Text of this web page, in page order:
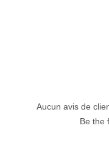
Aucun avis de
Be the